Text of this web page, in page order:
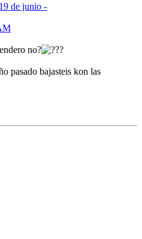
de junio -
no?
pasado bajasteis kon las